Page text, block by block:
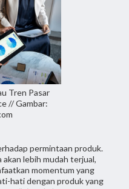
Tren Pasar
// Gambar:
permintaan produk.
lebih mudah terjual,
momentum yang
hati dengan produk yang